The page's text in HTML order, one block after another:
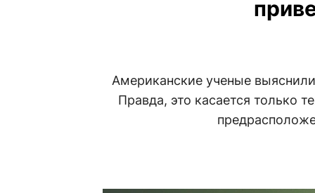
Американские ученые
Правда, это касается только